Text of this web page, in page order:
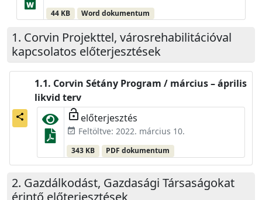
44 KB Word dokumentum
Corvin Projekttel, városrehabilitációval
kapcsolatos előterjesztések
share
Corvin Sétány Program / március – április
likvid terv
lock_open előterjesztés
event_available Feltöltve: 2022. március 10.
343 KB PDF dokumentum
Gazdálkodást, Gazdasági Társaságokat
érintő előterjesztések